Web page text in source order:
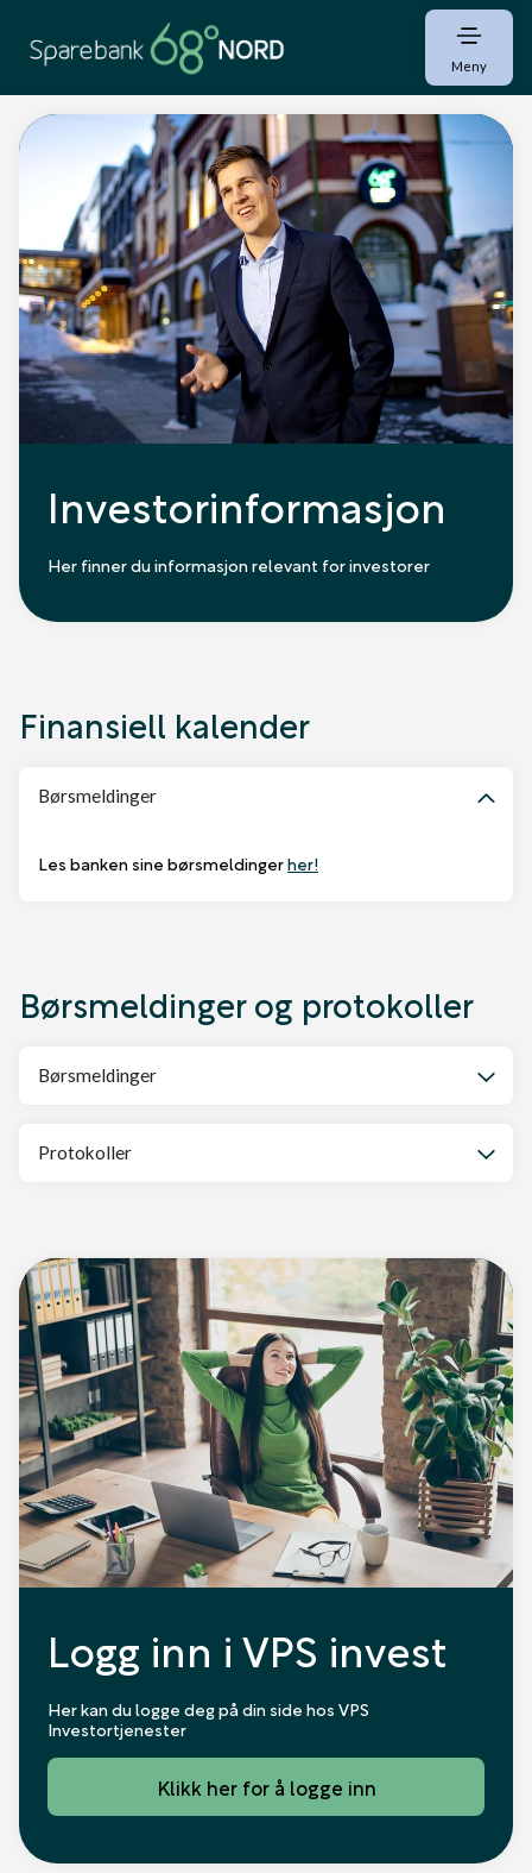
Meny
Investorinformasjon
Her finner du informasjon relevant for investorer
Finansiell kalender
Børsmeldinger
Les banken sine børsmeldingerher!
Børsmeldinger og protokoller
Børsmeldinger
Protokoller
Logg inn i VPS invest
Her kan du logge deg på din side hos VPS
Investortjenester
Klikk her for å logge inn